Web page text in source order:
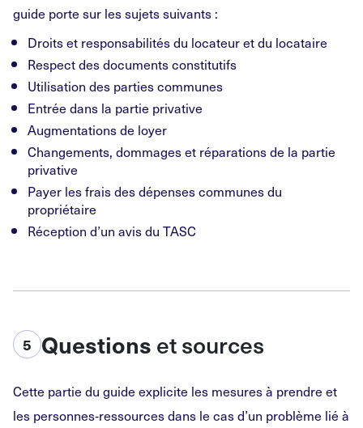
guide porte sur les sujets suivants :
Droits et responsabilités du locateur et du locataire
Respect des documents constitutifs
Utilisation des parties communes
Entrée dans la partie privative
Augmentations de loyer
Changements, dommages et réparations de la partie
privative
Payer les frais des dépenses communes du
propriétaire
Réception d’un avis du TASC
5 Questions et sources
Cette partie du guide explicite les mesures à prendre et
les personnes‑ressources dans le cas d’un problème lié à